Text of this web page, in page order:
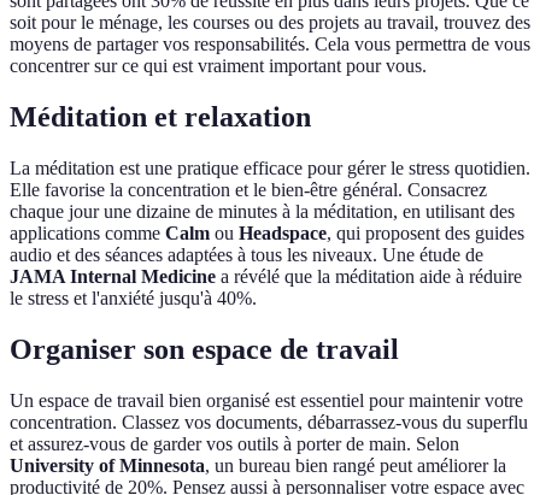
soit pour le ménage, les courses ou des projets au travail, trouvez des
moyens de partager vos responsabilités. Cela vous permettra de vous
concentrer sur ce qui est vraiment important pour vous.
Méditation et relaxation
La méditation est une pratique efficace pour gérer le stress quotidien.
Elle favorise la concentration et le bien-être général. Consacrez
chaque jour une dizaine de minutes à la méditation, en utilisant des
applications comme Calm ou Headspace, qui proposent des guides
audio et des séances adaptées à tous les niveaux. Une étude de
JAMA Internal Medicine a révélé que la méditation aide à réduire
le stress et l'anxiété jusqu'à 40%.
Organiser son espace de travail
Un espace de travail bien organisé est essentiel pour maintenir votre
concentration. Classez vos documents, débarrassez-vous du superflu
et assurez-vous de garder vos outils à porter de main. Selon
University of Minnesota, un bureau bien rangé peut améliorer la
productivité de 20%. Pensez aussi à personnaliser votre espace avec